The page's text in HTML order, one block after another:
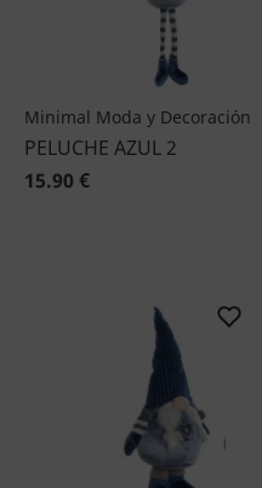
Minimal Moda y Decoración
PELUCHE AZUL 2
15.90 €